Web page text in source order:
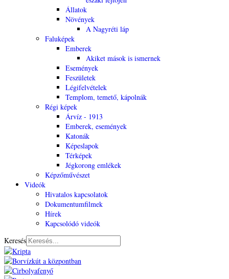
Állatok
Növények
A Nagyréti láp
Faluképek
Emberek
Akiket mások is ismernek
Események
Feszületek
Légifelvételek
Templom, temető, kápolnák
Régi képek
Árvíz - 1913
Emberek, események
Katonák
Képeslapok
Térképek
Jégkorong emlékek
Képzőművészet
Videók
Hivatalos kapcsolatok
Dokumentumfilmek
Hírek
Kapcsolódó videók
Keresés